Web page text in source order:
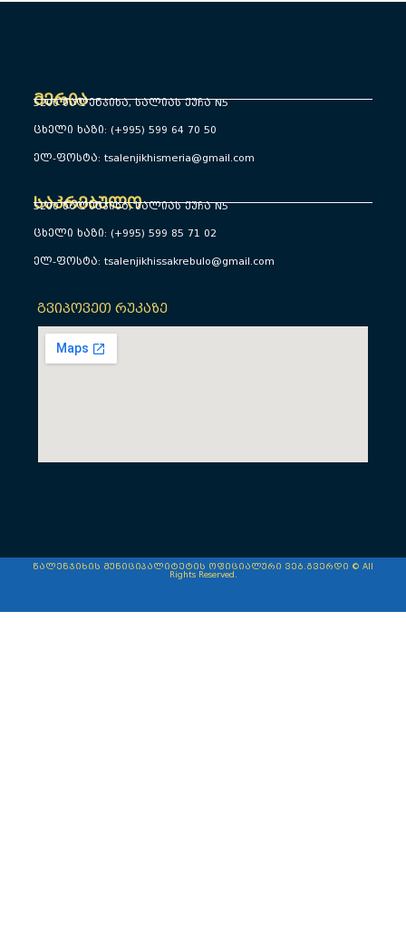
მერია
5200 წალენჯიხა, სალიას ქუჩა N5
ცხელი ხაზი: (+995) 599 64 70 50
ელ-ფოსტა: tsalenjikhismeria@gmail.com
საკრებულო
5200 წალენჯიხა, სალიას ქუჩა N5
ცხელი ხაზი: (+995) 599 85 71 02
ელ-ფოსტა: tsalenjikhissakrebulo@gmail.com
გვიპოვეთ რუკაზე
წალენჯიხის მუნიციპალიტეტის ოფიციალური ვებ.გვერდი © All
Rights Reserved.